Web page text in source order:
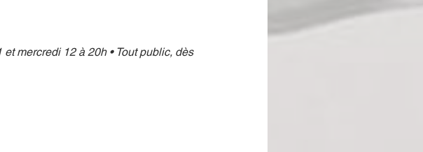
mercredi 12 à 20h • Tout public, dès